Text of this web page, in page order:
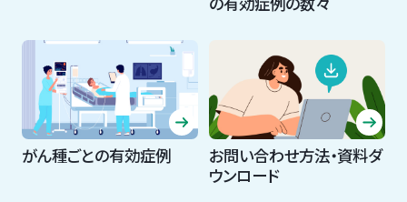
がん種ごとの有効症例
お問い合わせ方法・資料ダ
ウンロード